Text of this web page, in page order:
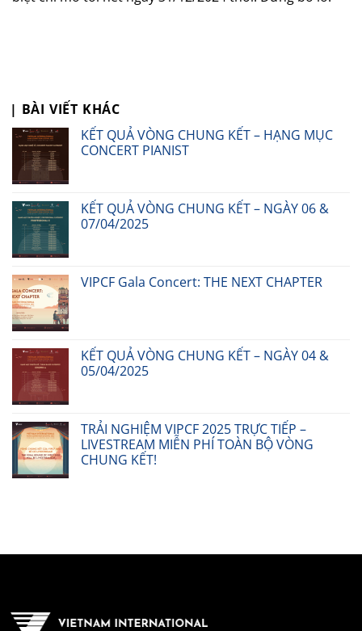
| BÀI VIẾT KHÁC
KẾT QUẢ VÒNG CHUNG KẾT – HẠNG MỤC
CONCERT PIANIST
KẾT QUẢ VÒNG CHUNG KẾT – NGÀY 06 &
07/04/2025
VIPCF Gala Concert: THE NEXT CHAPTER
KẾT QUẢ VÒNG CHUNG KẾT – NGÀY 04 &
05/04/2025
TRẢI NGHIỆM VIPCF 2025 TRỰC TIẾP –
LIVESTREAM MIỄN PHÍ TOÀN BỘ VÒNG
CHUNG KẾT!